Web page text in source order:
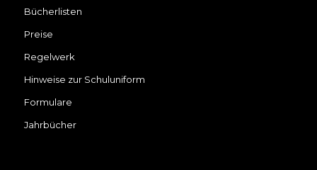
Bücherlisten
Preise
Regelwerk
Hinweise zur Schuluniform
Formulare
Jahrbücher